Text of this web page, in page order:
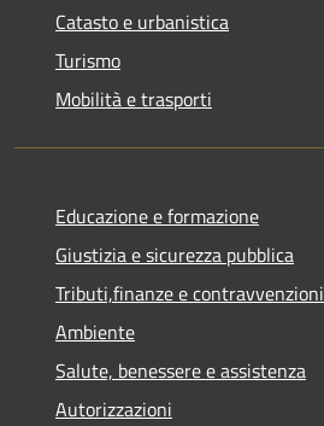
Catasto e urbanistica
Turismo
Mobilità e trasporti
Educazione e formazione
Giustizia e sicurezza pubblica
Tributi,finanze e contravvenzioni
Ambiente
Salute, benessere e assistenza
Autorizzazioni